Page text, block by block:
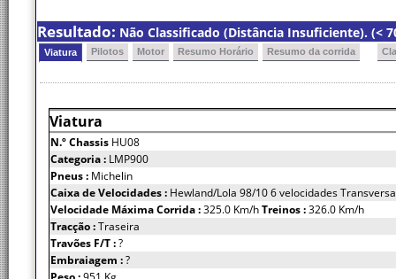
Resultado: Não Classificado (Distância Insuficiente). (<
Viatura Pilotos Motor Resumo Horário Resumo da corrida
Viatura
N.º Chassis HU08
Categoria : LMP900
Pneus : Michelin
Caixa de Velocidades : Hewland/Lola 98/10 6 velocidades
Velocidade Máxima Corrida :325.0 Km/hTreinos :326.0 Km/h
Tracção :Traseira
Travões F/T :?
Embraiagem :?